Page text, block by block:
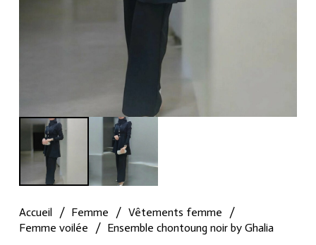
Accueil / Femme / Vêtements femme
/
Femme voilée
/ Ensemble chontoung noir by Ghalia